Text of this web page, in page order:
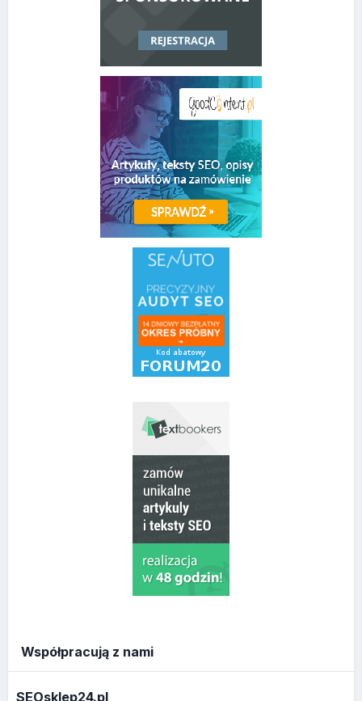
Współpracują z nami
SEOsklep24.pl